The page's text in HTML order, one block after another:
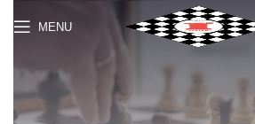
MENU